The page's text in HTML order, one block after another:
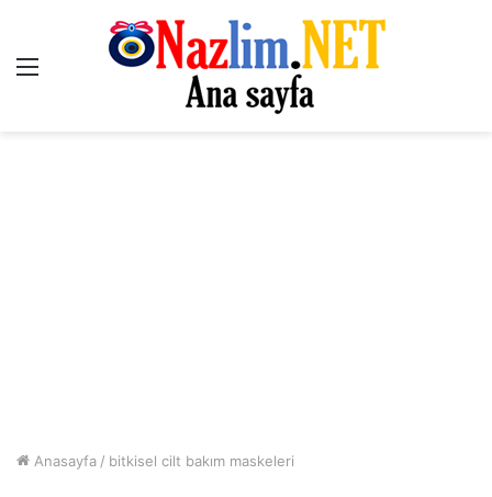
Menü
Anasayfa / bitkisel cilt bakım maskeleri